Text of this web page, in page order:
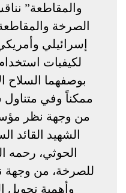
والمقاطعة”
الصرخة
إسرائيلي
لكيفيات
بوصفهما السلاح
ممكناً وفي متناول
من وجهة نظر
الشهيد القائد
الحوثي، رحمه
للصرخة، من وجهة
وأهمية تحويل